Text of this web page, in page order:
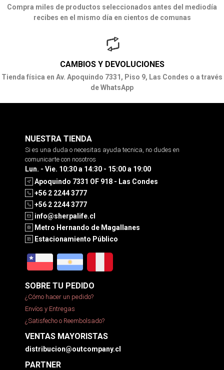
Compra miles de productos seleccionados antes del mediodía
recibes en el mismo día en cientos de comunas
CAMBIOS Y DEVOLUCIONES
Tienda física en Av. Apoquindo 7331, Piso 9, Las Condes o a través
de WhatsApp
NUESTRA TIENDA
Si es una duda o necesitas ayuda tecnica, no dudes en
comunicarte con nosotros
Lun. - Vie. 10:30 a 14:30 - 15:00 a 19:00
Apoquindo 7331 OF 918 - Las Condes
+56 2 2244 3777
+56 2 2244 3777
info@sherpalife.cl
Metro Hernando de Magallanes
Estacionamiento Público
SOBRE TU PEDIDO
¿Cómo hacer un pedido?
Envíos y Entregas
¿Satisfecho o Reembolsado?
VENTAS MAYORISTAS
distribucion@outcompany.cl
PARTNER